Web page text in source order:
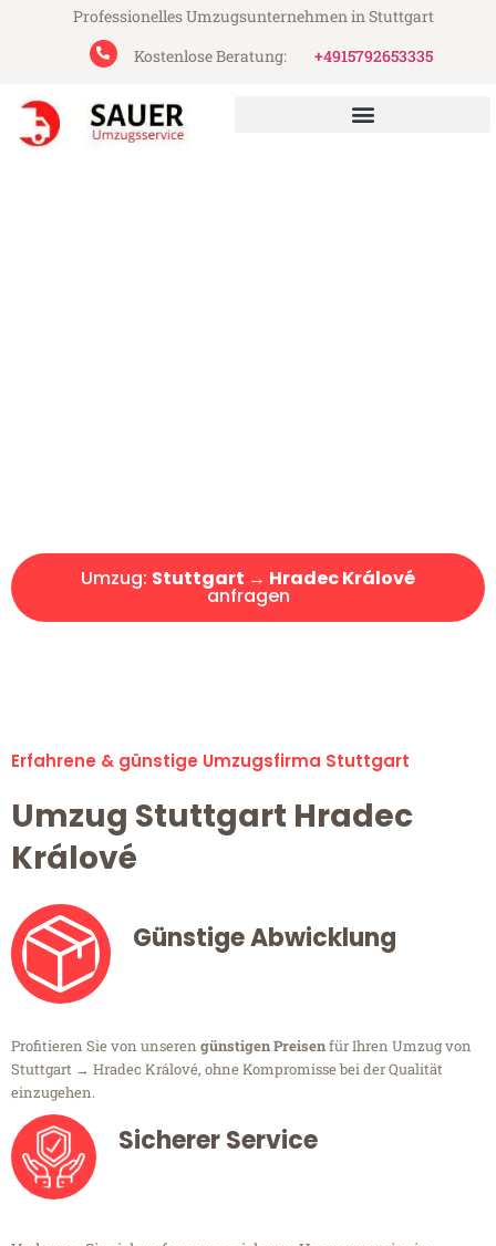
Professionelles Umzugsunternehmen in Stuttgart
Kostenlose Beratung:
+4915792653335
Umzug: Stuttgart → Hradec Králové
anfragen
Erfahrene & günstige Umzugsfirma Stuttgart
Umzug Stuttgart Hradec
Králové
Günstige Abwicklung
Profitieren Sie von unseren günstigen Preisenfür Ihren Umzug von
Stuttgart → Hradec Králové, ohne Kompromisse bei der Qualität
einzugehen.
Sicherer Service